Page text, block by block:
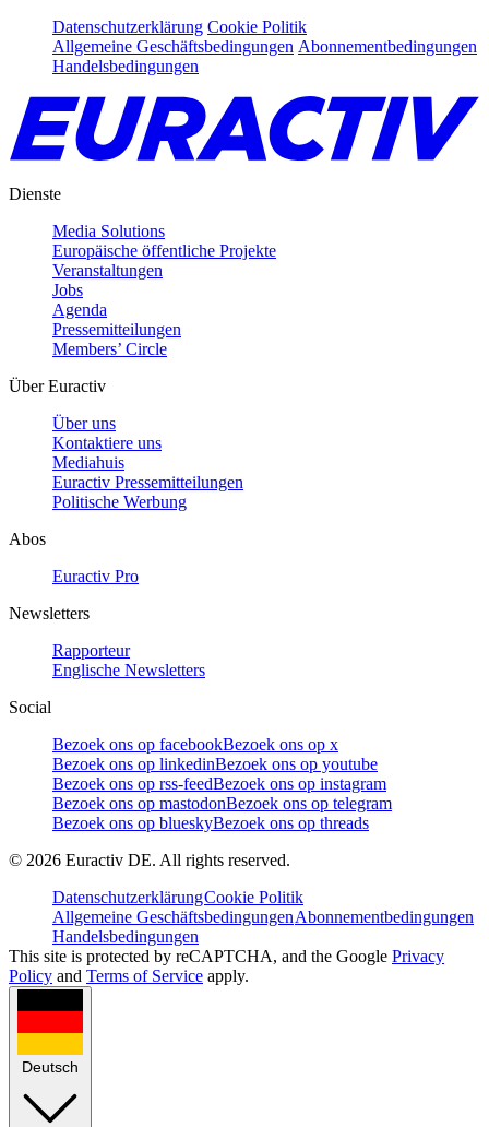
Datenschutzerklärung Cookie Politik
Allgemeine Geschäftsbedingungen Abonnementbedingungen
Handelsbedingungen
Dienste
Media Solutions
Europäische öffentliche Projekte
Veranstaltungen
Jobs
Agenda
Pressemitteilungen
Members’ Circle
Über Euractiv
Über uns
Kontaktiere uns
Mediahuis
Euractiv Pressemitteilungen
Politische Werbung
Abos
Euractiv Pro
Newsletters
Rapporteur
Englische Newsletters
Social
Bezoek ons op facebookBezoek ons op x
Bezoek ons op linkedinBezoek ons op youtube
Bezoek ons op rss-feedBezoek ons op instagram
Bezoek ons op mastodonBezoek ons op telegram
Bezoek ons op blueskyBezoek ons op threads
© 2026 Euractiv DE. All rights reserved.
DatenschutzerklärungCookie Politik
Allgemeine GeschäftsbedingungenAbonnementbedingungen
Handelsbedingungen
This site is protected by reCAPTCHA, and the Google Privacy
Policy and Terms of Service apply.
Deutsch